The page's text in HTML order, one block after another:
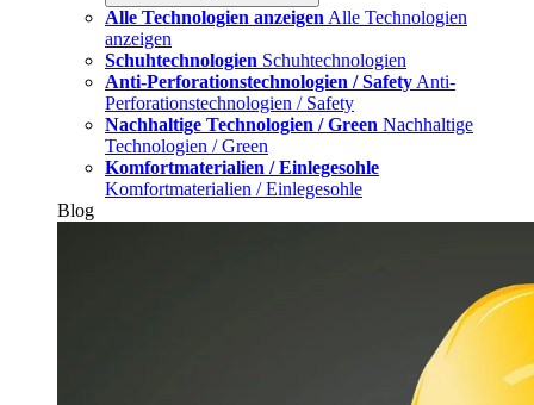
Alle Technologien anzeigen Alle Technologien
anzeigen
Schuhtechnologien Schuhtechnologien
Anti-Perforationstechnologien / Safety Anti-
Perforationstechnologien / Safety
Nachhaltige Technologien / Green Nachhaltige
Technologien / Green
Komfortmaterialien / Einlegesohle
Komfortmaterialien / Einlegesohle
Blog